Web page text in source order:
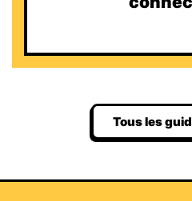
Tous les